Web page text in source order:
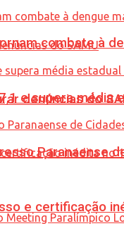
denúncias do
e certificação
combate à
e supera média
Paranaense